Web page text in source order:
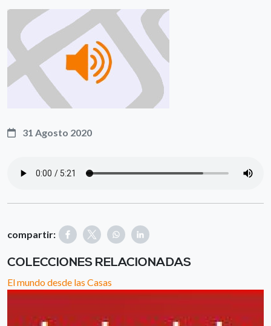
31 Agosto 2020
compartir:
COLECCIONES RELACIONADAS
El mundo desde las Casas